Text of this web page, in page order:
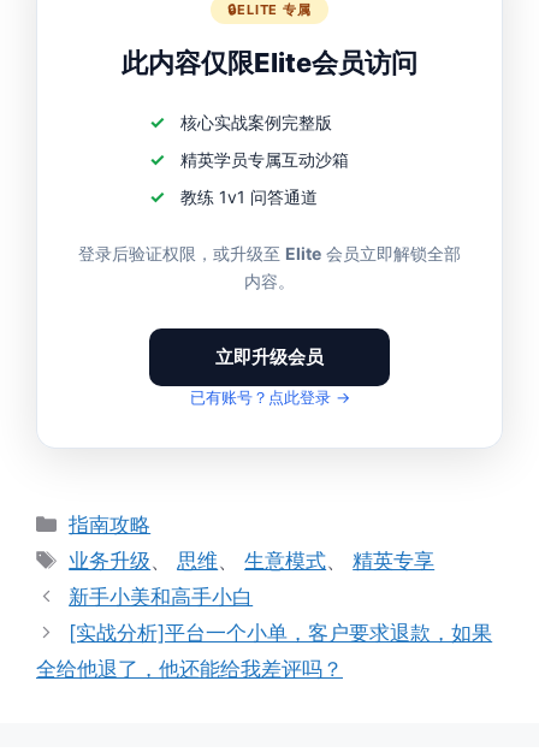
ELITE 专属
此内容仅限Elite会员访问
核心实战案例完整版
精英学员专属互动沙箱
教练 1v1 问答通道
登录后验证权限，或升级至 Elite 会员立即解锁全部
内容。
立即升级会员
已有账号？点此登录 →
分
类
指南攻略
标
签
业务升级、思维、生意模式、精英专享
新手小美和高手小白
[实战分析]平台一个小单，客户要求退款，如果
全给他退了，他还能给我差评吗？